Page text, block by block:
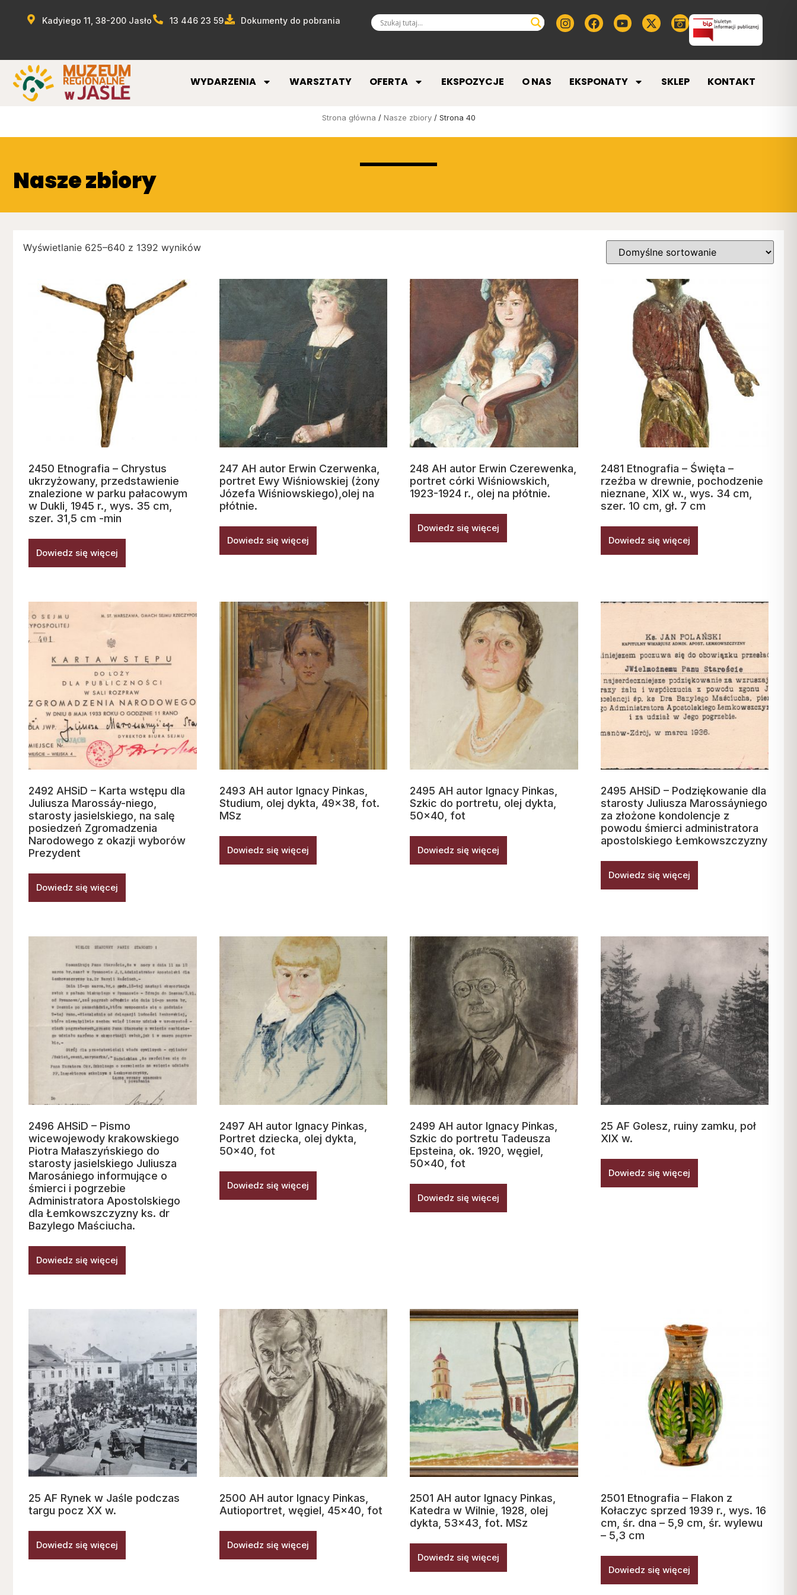
Kadyiego 11, 38-200 Jasło 13 446 23 59 Dokumenty do pobrania
WYDARZENIA WARSZTATY OFERTA EKSPOZYCJE O NAS EKSPONATY SKLEP KONTAKT
Strona główna / Nasze zbiory/ Strona 40
Nasze zbiory
Wyświetlanie 625–640 z 1392 wyników
2450 Etnografia – Chrystus
ukrzyżowany, przedstawienie
znalezione w parku pałacowym
w Dukli, 1945 r., wys. 35 cm,
szer. 31,5 cm -min
Dowiedz się więcej
247 AH autor Erwin Czerwenka,
portret Ewy Wiśniowskiej (żony
Józefa Wiśniowskiego),olej na
płótnie.
Dowiedz się więcej
248 AH autor Erwin Czerewenka,
portret córki Wiśniowskich,
1923-1924 r., olej na płótnie.
Dowiedz się więcej
2481 Etnografia – Święta –
rzeźba w drewnie, pochodzenie
nieznane, XIX w., wys. 34 cm,
szer. 10 cm, gł. 7 cm
Dowiedz się więcej
2492 AHSiD – Karta wstępu dla
Juliusza Marossáy-niego,
starosty jasielskiego, na salę
posiedzeń Zgromadzenia
Narodowego z okazji wyborów
Prezydent
Dowiedz się więcej
2493 AH autor Ignacy Pinkas,
Studium, olej dykta, 49×38, fot.
MSz
Dowiedz się więcej
2495 AH autor Ignacy Pinkas,
Szkic do portretu, olej dykta,
50×40, fot
Dowiedz się więcej
2495 AHSiD – Podziękowanie dla
starosty Juliusza Marossáyniego
za złożone kondolencje z
powodu śmierci administratora
apostolskiego Łemkowszczyzny
Dowiedz się więcej
2496 AHSiD – Pismo
wicewojewody krakowskiego
Piotra Małaszyńskiego do
starosty jasielskiego Juliusza
Marosániego informujące o
śmierci i pogrzebie
Administratora Apostolskiego
dla Łemkowszczyzny ks. dr
Bazylego Maściucha.
Dowiedz się więcej
2497 AH autor Ignacy Pinkas,
Portret dziecka, olej dykta,
50×40, fot
Dowiedz się więcej
2499 AH autor Ignacy Pinkas,
Szkic do portretu Tadeusza
Epsteina, ok. 1920, węgiel,
50×40, fot
Dowiedz się więcej
25 AF Golesz, ruiny zamku, poł
XIX w.
Dowiedz się więcej
25 AF Rynek w Jaśle podczas
targu pocz XX w.
Dowiedz się więcej
2500 AH autor Ignacy Pinkas,
Autioportret, węgiel, 45×40, fot
Dowiedz się więcej
2501 AH autor Ignacy Pinkas,
Katedra w Wilnie, 1928, olej
dykta, 53×43, fot. MSz
Dowiedz się więcej
2501 Etnografia – Flakon z
Kołaczyc sprzed 1939 r., wys. 16
cm, śr. dna – 5,9 cm, śr. wylewu
– 5,3 cm
Dowiedz się więcej